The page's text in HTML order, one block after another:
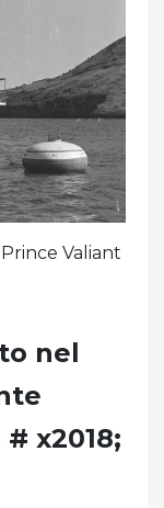
Valiant
nel
x2018;